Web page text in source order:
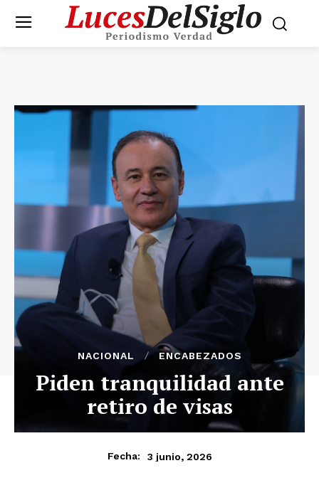
NACIONAL ENCABEZADOS
Piden tranquilidad ante
retiro de visas
Fecha: 3 junio, 2026